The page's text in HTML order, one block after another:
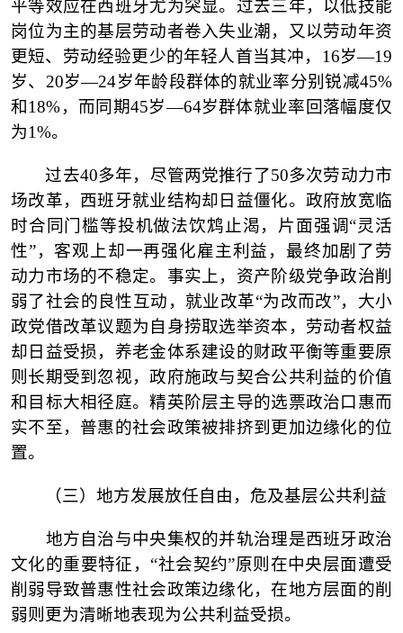
平等效应在西班牙尤为突显。过去三年，以低技能
岗位为主的基层劳动者卷入失业潮，又以劳动年资
更短、劳动经验更少的年轻人首当其冲，16岁—19
岁、20岁—24岁年龄段群体的就业率分别锐减45%
和18%，而同期45岁—64岁群体就业率回落幅度仅
为1%。
过去40多年，尽管两党推行了50多次劳动力市
场改革，西班牙就业结构却日益僵化。政府放宽临
时合同门槛等投机做法饮鸩止渴，片面强调“灵活
性”，客观上却一再强化雇主利益，最终加剧了劳
动力市场的不稳定。事实上，资产阶级党争政治削
弱了社会的良性互动，就业改革“为改而改”，大小
政党借改革议题为自身捞取选举资本，劳动者权益
却日益受损，养老金体系建设的财政平衡等重要原
则长期受到忽视，政府施政与契合公共利益的价值
和目标大相径庭。精英阶层主导的选票政治口惠而
实不至，普惠的社会政策被排挤到更加边缘化的位
置。
（三） 地方发展放任自由，危及基层公共利益
地方自治与中央集权的并轨治理是西班牙政治
文化的重要特征， “社会契约”原则在中央层面遭受
削弱导致普惠性社会政策边缘化，在地方层面的削
弱则更为清晰地表现为公共利益受损。